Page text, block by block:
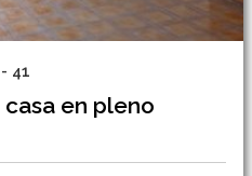
41
en pleno